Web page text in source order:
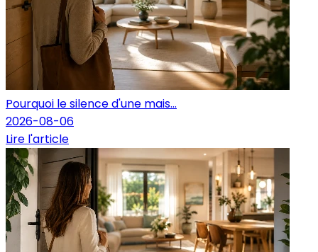
Pourquoi le silence d'une mais...
2026-08-06
Lire l'article